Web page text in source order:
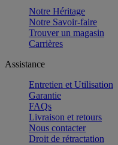
Notre Héritage
Notre Savoir-faire
Trouver un magasin
Carrières
Assistance
Entretien et Utilisation
Garantie
FAQs
Livraison et retours
Nous contacter
Droit de rétractation